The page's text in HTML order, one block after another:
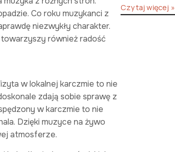
Co roku muzykanci z
niezwykły charakter.
towarzyszy również radość
w lokalnej karczmie to nie
zdają sobie sprawę z
w karczmie to nie
Dzięki muzyce na żywo
atmosferze.
Czytaj więcej »